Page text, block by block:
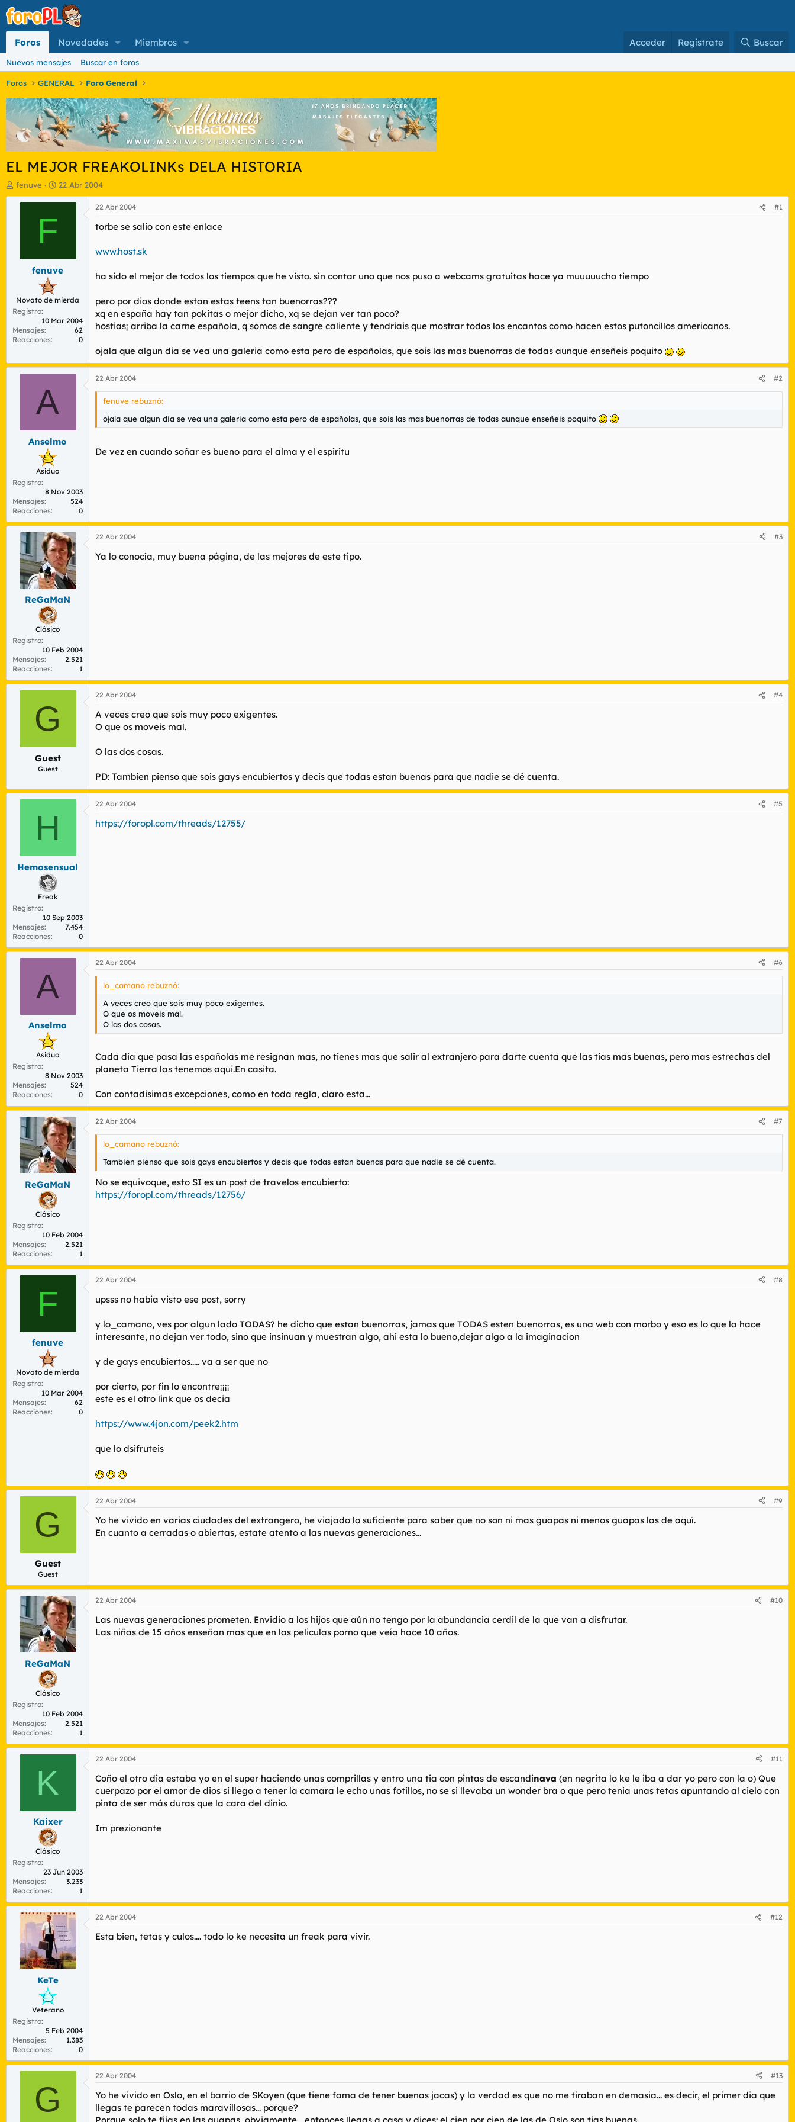
Foros Novedades Miembros Acceder Regístrate Buscar
Nuevos mensajes Buscar en foros
Foros GENERAL Foro General
EL MEJOR FREAKOLINKs DELA HISTORIA
I
n
o
l
t
m
a
fenuve
F
e
c
i
n
i
22 Abr 2004
F
fenuve
Novato de mierda
Registro
10 Mar 2004
Mensajes
62
Reacciones
0
22 Abr 2004 #1
torbe se salio con este enlace
www.host.sk
ha sido el mejor de todos los tiempos que he visto. sin contar uno que nos puso a webcams gratuitas hace ya muuuuucho tiempo
pero por dios donde estan estas teens tan buenorras???
xq en españa hay tan pokitas o mejor dicho, xq se dejan ver tan poco?
hostias¡ arriba la carne española, q somos de sangre caliente y tendriais que mostrar todos los encantos como hacen estos putoncillos americanos.
ojala que algun dia se vea una galeria como esta pero de españolas, que sois las mas buenorras de todas aunque enseñeis poquito
A
Anselmo
Asiduo
Registro
8 Nov 2003
Mensajes
524
Reacciones
0
22 Abr 2004 #2
fenuve rebuznó:
ojala que algun dia se vea una galeria como esta pero de españolas, que sois las mas buenorras de todas aunque enseñeis poquito
De vez en cuando soñar es bueno para el alma y el espiritu
ReGaMaN
Clásico
Registro
10 Feb 2004
Mensajes
2.521
Reacciones
1
22 Abr 2004 #3
Ya lo conocía, muy buena página, de las mejores de este tipo.
G
Guest
Guest
22 Abr 2004 #4
A veces creo que sois muy poco exigentes.
O que os moveis mal.
O las dos cosas.
PD: Tambien pienso que sois gays encubiertos y decis que todas estan buenas para que nadie se dé cuenta.
H
Hemosensual
Freak
Registro
10 Sep 2003
Mensajes
7.454
Reacciones
0
22 Abr 2004 #5
https://foropl.com/threads/12755/
A
Anselmo
Asiduo
Registro
8 Nov 2003
Mensajes
524
Reacciones
0
22 Abr 2004 #6
lo_camano rebuznó:
A veces creo que sois muy poco exigentes.
O que os moveis mal.
O las dos cosas.
Cada dia que pasa las españolas me resignan mas, no tienes mas que salir al extranjero para darte cuenta que las tias mas buenas, pero mas estrechas del
planeta Tierra las tenemos aqui.En casita.
Con contadisimas excepciones, como en toda regla, claro esta...
ReGaMaN
Clásico
Registro
10 Feb 2004
Mensajes
2.521
Reacciones
1
22 Abr 2004 #7
lo_camano rebuznó:
Tambien pienso que sois gays encubiertos y decis que todas estan buenas para que nadie se dé cuenta.
No se equivoque, esto SI es un post de travelos encubierto:
https://foropl.com/threads/12756/
F
fenuve
Novato de mierda
Registro
10 Mar 2004
Mensajes
62
Reacciones
0
22 Abr 2004 #8
upsss no habia visto ese post, sorry
y lo_camano, ves por algun lado TODAS? he dicho que estan buenorras, jamas que TODAS esten buenorras, es una web con morbo y eso es lo que la hace
interesante, no dejan ver todo, sino que insinuan y muestran algo, ahi esta lo bueno,dejar algo a la imaginacion
y de gays encubiertos..... va a ser que no
por cierto, por fin lo encontre¡¡¡¡
este es el otro link que os decia
https://www.4jon.com/peek2.htm
que lo dsifruteis
G
Guest
Guest
22 Abr 2004 #9
Yo he vivido en varias ciudades del extrangero, he viajado lo suficiente para saber que no son ni mas guapas ni menos guapas las de aquí.
En cuanto a cerradas o abiertas, estate atento a las nuevas generaciones...
ReGaMaN
Clásico
Registro
10 Feb 2004
Mensajes
2.521
Reacciones
1
22 Abr 2004 #10
Las nuevas generaciones prometen. Envidio a los hijos que aún no tengo por la abundancia cerdil de la que van a disfrutar.
Las niñas de 15 años enseñan mas que en las peliculas porno que veía hace 10 años.
K
Kaixer
Clásico
Registro
23 Jun 2003
Mensajes
3.233
Reacciones
1
22 Abr 2004 #11
Coño el otro dia estaba yo en el super haciendo unas comprillas y entro una tia con pintas de escandinava (en negrita lo ke le iba a dar yo pero con la o) Que
cuerpazo por el amor de dios si llego a tener la camara le echo unas fotillos, no se si llevaba un wonder bra o que pero tenia unas tetas apuntando al cielo con
pinta de ser más duras que la cara del dinio.
Im prezionante
KeTe
Veterano
Registro
5 Feb 2004
Mensajes
1.383
Reacciones
0
22 Abr 2004 #12
Esta bien, tetas y culos.... todo lo ke necesita un freak para vivir.
G
22 Abr 2004 #13
Yo he vivido en Oslo, en el barrio de SKoyen (que tiene fama de tener buenas jacas) y la verdad es que no me tiraban en demasia... es decir, el primer dia que
llegas te parecen todas maravillosas... porque?
Porque solo te fijas en las guapas, obviamente... entonces llegas a casa y dices: el cien por cien de las de Oslo son tias buenas.